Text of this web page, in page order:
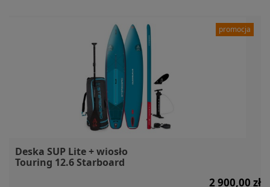
Deska SUP Lite + wiosło
Touring 12.6 Starboard
2 900,00 zł
promocja